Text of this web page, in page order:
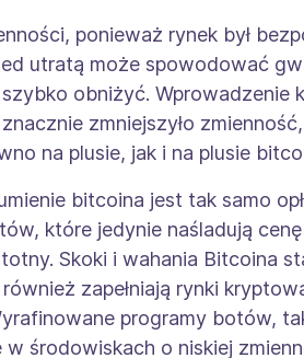
ponieważ rynek był
utratą może spowodować
obniżyć. Wprowadzenie
zmniejszyło
na plusie, jak i na plusie
bitcoina jest tak samo
które jedynie naśladują
Skoki i wahania Bitcoina
zapełniają rynki
programy botów,
środowiskach o niskiej